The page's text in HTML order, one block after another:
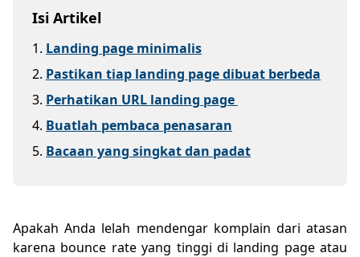
Isi Artikel
1. Landing page minimalis
2. Pastikan tiap landing page dibuat berbeda
3. Perhatikan URL landing page
4. Buatlah pembaca penasaran
5. Bacaan yang singkat dan padat
Apakah Anda lelah mendengar komplain dari atasan
karena bounce rate yang tinggi di landing page atau